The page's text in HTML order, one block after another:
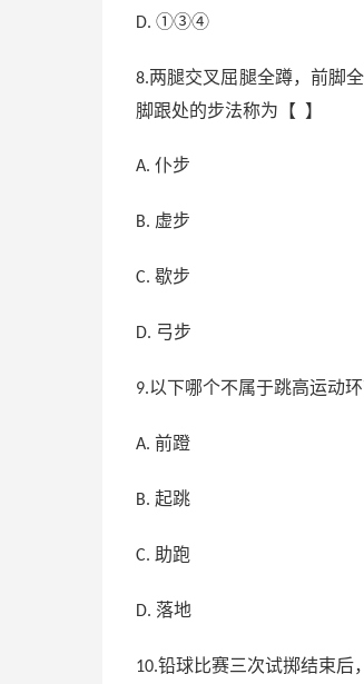
D. ①③④
8.两腿交叉屈腿全蹲，前脚
脚跟处的步法称为【 】
A. 仆步
B. 虚步
C. 歇步
D. 弓步
9.以下哪个不属于跳高运动环
A. 前蹬
B. 起跳
C. 助跑
D. 落地
10.铅球比赛三次试掷结束后